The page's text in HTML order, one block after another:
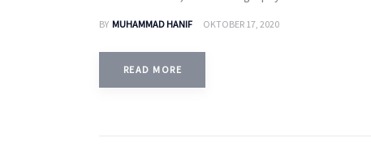
BY MUHAMMAD HANIF OKTOBER 17, 2020
READ MORE